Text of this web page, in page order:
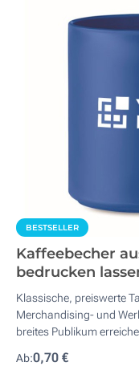
BESTSELLER
Kaffeebecher
bedrucken
Klassische, preiswerte
Merchandising- und
breites Publikum
Ab:0,70 €